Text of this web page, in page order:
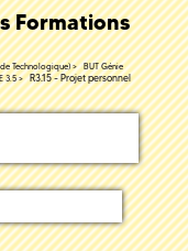
Formations
Technologique)
BUT Génie
3.5
R3.15 - Projet personnel